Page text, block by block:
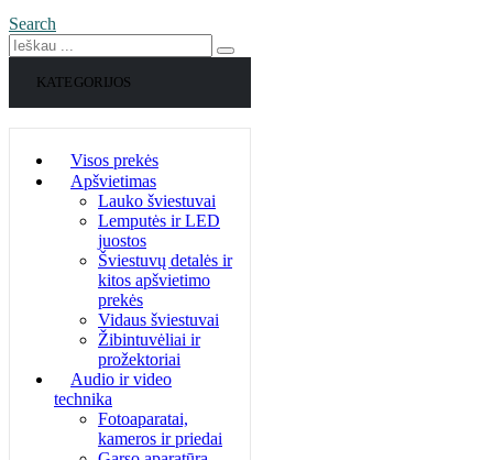
Search
KATEGORIJOS
Visos prekės
Apšvietimas
Lauko šviestuvai
Lemputės ir LED
juostos
Šviestuvų detalės ir
kitos apšvietimo
prekės
Vidaus šviestuvai
Žibintuvėliai ir
prožektoriai
Audio ir video
technika
Fotoaparatai,
kameros ir priedai